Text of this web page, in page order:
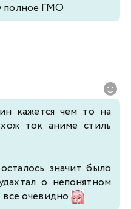
ГМО
кажется чем то на
ток аниме стиль
значит было
о непонятном
все очевидно